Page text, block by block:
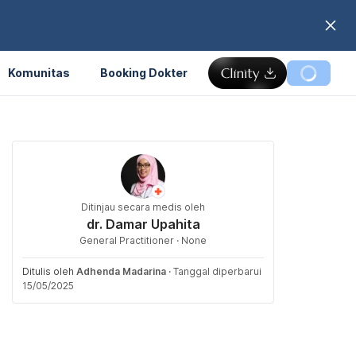
Komunitas Booking Dokter
Ditinjau secara medis oleh
dr. Damar Upahita
General Practitioner · None
Ditulis oleh Adhenda Madarina · Tanggal diperbarui
15/05/2025